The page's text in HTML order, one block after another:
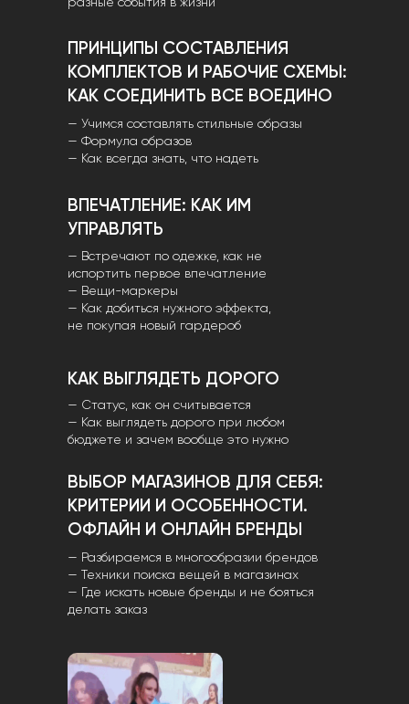
ВПЕЧАТЛЕНИЕ: КАК ИМ
УПРАВЛЯТЬ
— Встречают по одежке, как не
испортить первое впечатление
— Вещи-маркеры
— Как добиться нужного эффекта,
не покупая новый гардероб
КАК ВЫГЛЯДЕТЬ ДОРОГО
— Статус, как он считывается
— Как выглядеть дорого при любом
бюджете и зачем вообще это нужно
ПРИНЦИПЫ СОСТАВЛЕНИЯ
КОМПЛЕКТОВ И РАБОЧИЕ СХЕМЫ:
КАК СОЕДИНИТЬ ВСЕ ВОЕДИНО
— Учимся составлять стильные образы
— Формула образов
— Как всегда знать, что надеть
ВЫБОР МАГАЗИНОВ ДЛЯ СЕБЯ:
КРИТЕРИИ И ОСОБЕННОСТИ.
ОФЛАЙН И ОНЛАЙН БРЕНДЫ
— Разбираемся в многообразии брендов
— Техники поиска вещей в магазинах
— Где искать новые бренды и не бояться
делать заказ